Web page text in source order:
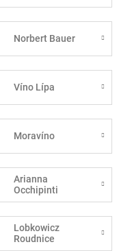
Norbert Bauer
Víno Lípa
Moravíno
Arianna
Occhipinti
Lobkowicz
Roudnice